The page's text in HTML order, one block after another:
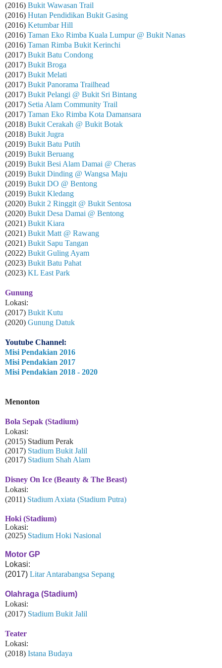
(2016) Bukit Wawasan Trail
(2016) Hutan Pendidikan Bukit Gasing
(2016) Ketumbar Hill
(2016) Taman Eko Rimba Kuala Lumpur @ Bukit Nanas
(2016) Taman Rimba Bukit Kerinchi
(2017) Bukit Batu Condong
(2017) Bukit Broga
(2017) Bukit Melati
(2017) Bukit Panorama Trailhead
(2017) Bukit Pelangi @ Bukit Sri Bintang
(2017) Setia Alam Community Trail
(2017) Taman Eko Rimba Kota Damansara
(2018) Bukit Cerakah @ Bukit Botak
(2018) Bukit Jugra
(2019) Bukit Batu Putih
(2019) Bukit Beruang
(2019) Bukit Besi Alam Damai @ Cheras
(2019) Bukit Dinding @ Wangsa Maju
(2019) Bukit DO @ Bentong
(2019) Bukit Kledang
(2020) Bukit 2 Ringgit @ Bukit Sentosa
(2020) Bukit Desa Damai @ Bentong
(2021) Bukit Kiara
(2021) Bukit Matt @ Rawang
(2021) Bukit Sapu Tangan
(2022) Bukit Guling Ayam
(2023) Bukit Batu Pahat
(2023) KL East Park
Gunung
Lokasi:
(2017) Bukit Kutu
(2020) Gunung Datuk
Youtube Channel:
Misi Pendakian 2016
Misi Pendakian 2017
Misi Pendakian 2018 - 2020
Menonton
Bola Sepak (Stadium)
Lokasi:
(2015) Stadium Perak
(2017) Stadium Bukit Jalil
(2017) Stadium Shah Alam
Disney On Ice (Beauty & The Beast)
Lokasi:
(2011) Stadium Axiata (Stadium Putra)
Hoki (Stadium)
Lokasi:
(2025) Stadium Hoki Nasional
Motor GP
Lokasi:
(2017) Litar Antarabangsa Sepang
Olahraga (Stadium)
Lokasi:
(2017) Stadium Bukit Jalil
Teater
Lokasi:
(2018) Istana Budaya